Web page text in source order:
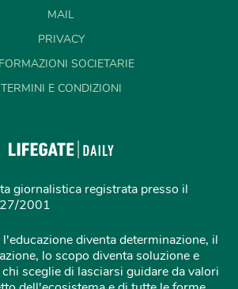
MAIL
PRIVACY
SOCIETARIE
TERMINI E CONDIZIONI
giornalistica registrata presso il
2001
diventa determinazione, il
lo scopo diventa soluzione e
sceglie di lasciarsi guidare da valori